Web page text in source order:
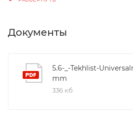
Документы
5.6-_-Tekhlist-
mm
336 кб